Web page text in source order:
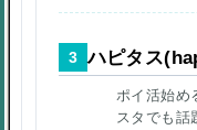
3 ハピタス
ポイ活始め
スタでも話